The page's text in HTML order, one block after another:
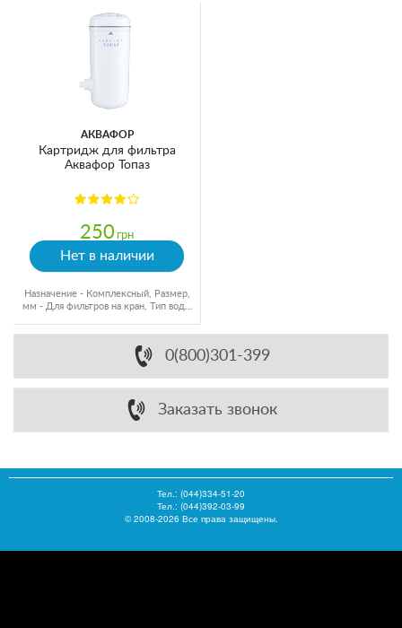
АКВАФОР
Картридж для фильтра
Аквафор Топаз
250 грн
Нет в наличии
Назначение - Комплексный, Размер,
мм - Для фильтров на кран, Тип воды
0(800)301-399
Заказать звонок
Тел.: (044)334-51-20
Тел.: (044)392-03-99
© 2008-2026 Все права защищены.